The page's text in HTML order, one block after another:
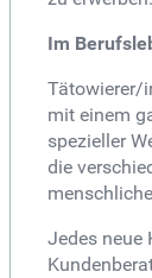
Im
Tätowierer/
mit einem
spezieller
die
Jedes neue